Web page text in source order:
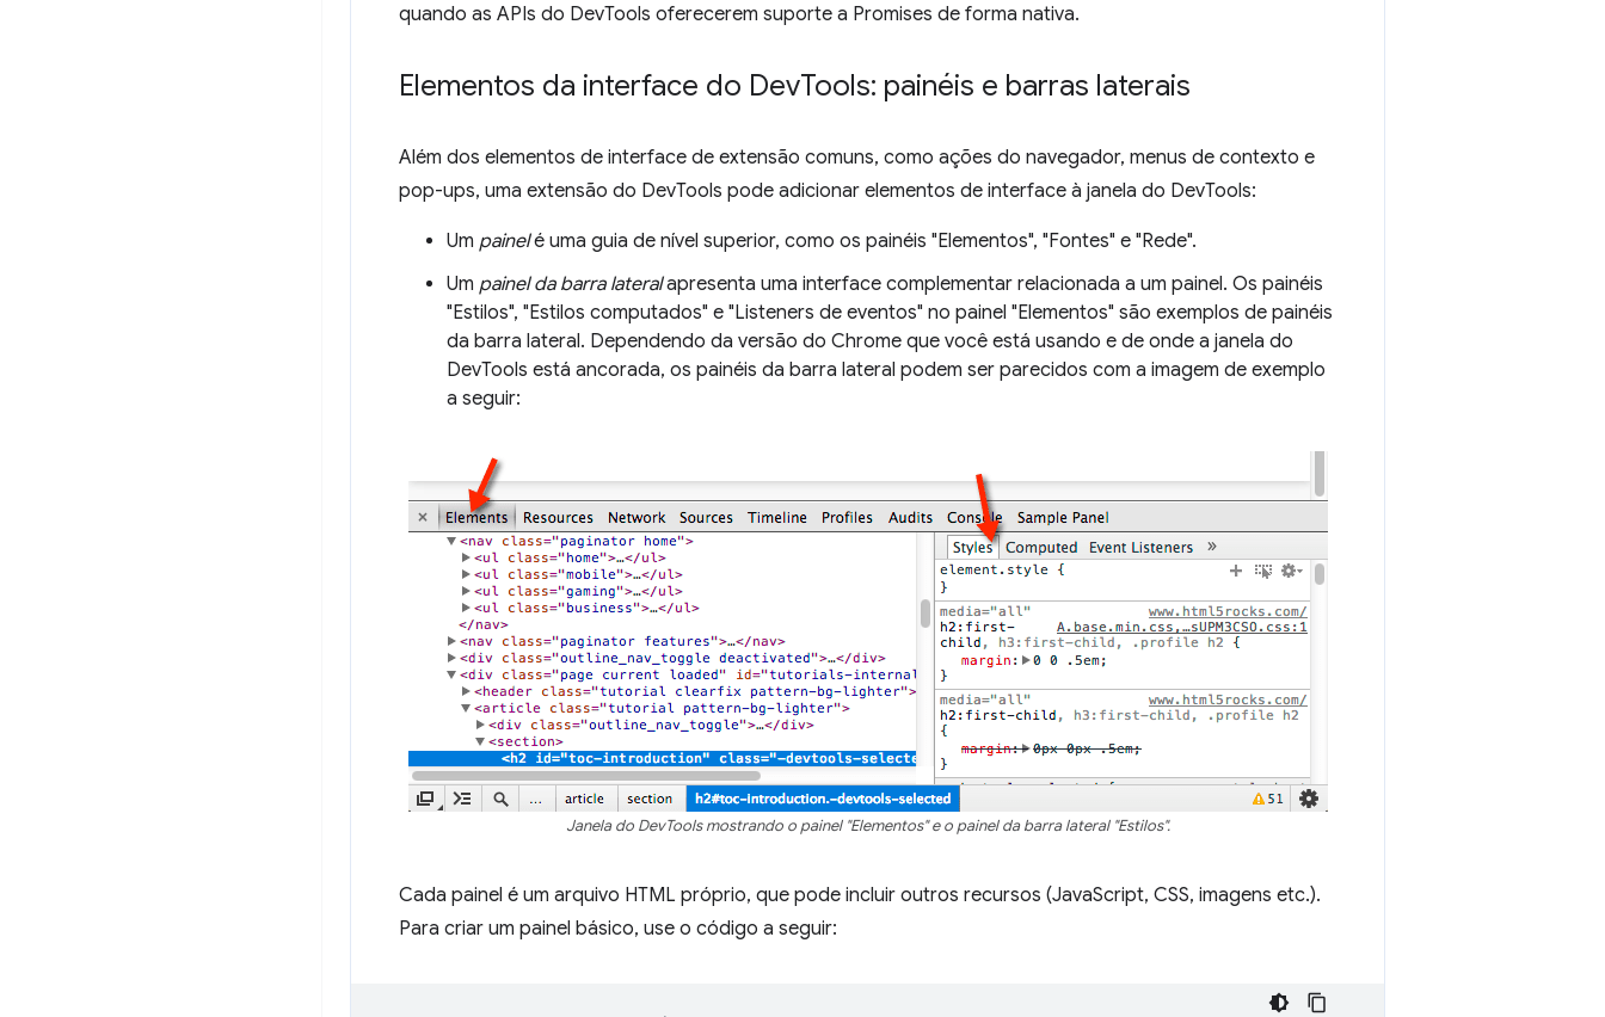
quando as APIs do DevTools oferecerem suporte a Promises de forma nativa.
Elementos da interface do DevTools: painéis e barras laterais
Além dos elementos de interface de extensão comuns, como ações do navegador, menus de contexto e
pop-ups, uma extensão do DevTools pode adicionar elementos de interface à janela do DevTools:
Um painelé uma guia de nível superior, como os painéis "Elementos", "Fontes" e "Rede".
Um painel da barra lateralapresenta uma interface complementar relacionada a um painel. Os painéis
"Estilos", "Estilos computados" e "Listeners de eventos" no painel "Elementos" são exemplos de painéis
da barra lateral. Dependendo da versão do Chrome que você está usando e de onde a janela do
DevTools está ancorada, os painéis da barra lateral podem ser parecidos com a imagem de exemplo
a seguir:
Janela do DevTools mostrando o painel "Elementos" e o painel da barra lateral "Estilos".
Cada painel é um arquivo HTML próprio, que pode incluir outros recursos (JavaScript, CSS, imagens etc.).
Para criar um painel básico, use o código a seguir: